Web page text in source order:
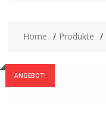
Home Produkte
ANGEBOT!